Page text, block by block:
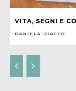
VITA, SEGNI E
DANIELA DIRCEO